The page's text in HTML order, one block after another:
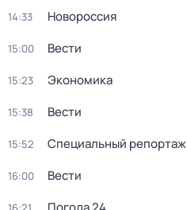
14:33 Новороссия
15:00 Вести
15:23 Экономика
15:38 Вести
15:52 Специальный репортаж
16:00 Вести